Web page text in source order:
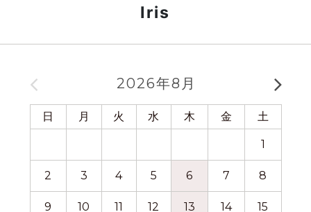
Iris
2026年8月
日 月 火 水 木 金 土
1
2 3 4 5 6 7 8
9 10 11 12 13 14 15